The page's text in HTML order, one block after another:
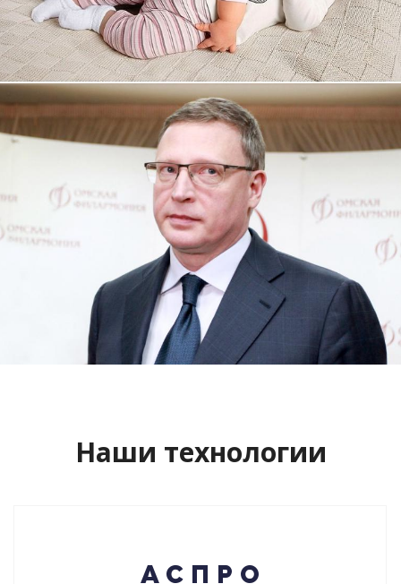
Смотреть проект
Сайт кандидата в губернаторы
Буркова Александра Леонидовича
Смотреть проект
Наши технологии